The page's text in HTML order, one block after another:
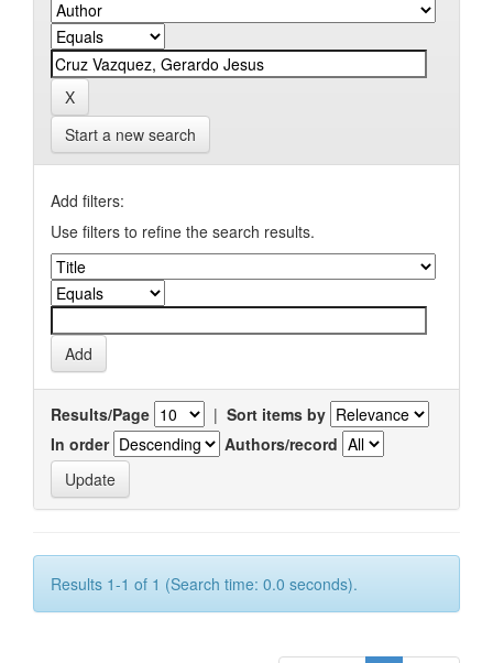
Start a new search
Add filters:
Use filters to refine the search results.
Results/Page | Sort items by
In order
Authors/record
Results 1-1 of 1 (Search time: 0.0 seconds).